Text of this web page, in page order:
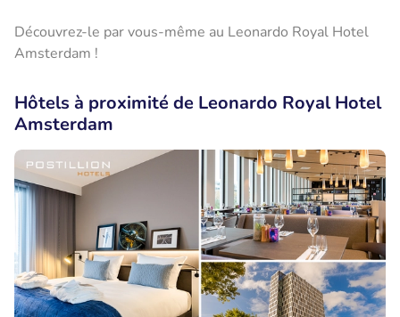
Découvrez-le par vous-même au Leonardo Royal Hotel
Amsterdam !
Hôtels à proximité de Leonardo Royal Hotel
Amsterdam